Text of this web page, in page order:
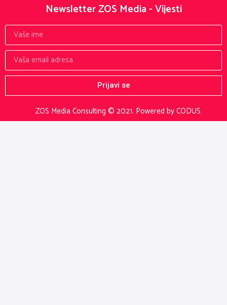
ZOS Media Consulting © 2021. Powered by CODUS
Newsletter ZOS Media - Vijesti
Prijavi se